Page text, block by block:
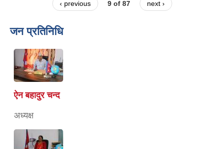
‹ previous 9 of 87 next ›
जन प्रतिनिधि
ऐन बहादुर चन्द
अध्यक्ष